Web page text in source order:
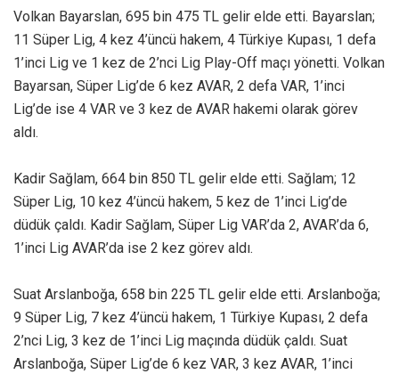
Volkan Bayarslan, 695 bin 475 TL gelir elde etti. Bayarslan;
11 Süper Lig, 4 kez 4’üncü hakem, 4 Türkiye Kupası, 1 defa
1’inci Lig ve 1 kez de 2’nci Lig Play-Off maçı yönetti. Volkan
Bayarsan, Süper Lig’de 6 kez AVAR, 2 defa VAR, 1’inci
Lig’de ise 4 VAR ve 3 kez de AVAR hakemi olarak görev
aldı.
Kadir Sağlam, 664 bin 850 TL gelir elde etti. Sağlam; 12
Süper Lig, 10 kez 4’üncü hakem, 5 kez de 1’inci Lig’de
düdük çaldı. Kadir Sağlam, Süper Lig VAR’da 2, AVAR’da 6,
1’inci Lig AVAR’da ise 2 kez görev aldı.
Suat Arslanboğa, 658 bin 225 TL gelir elde etti. Arslanboğa;
9 Süper Lig, 7 kez 4’üncü hakem, 1 Türkiye Kupası, 2 defa
2’nci Lig, 3 kez de 1’inci Lig maçında düdük çaldı. Suat
Arslanboğa, Süper Lig’de 6 kez VAR, 3 kez AVAR, 1’inci